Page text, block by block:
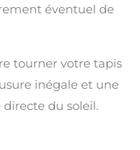
éventuel de
tourner votre tapis
inégale et une
du soleil.